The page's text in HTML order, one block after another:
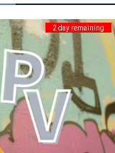
2 day remaining